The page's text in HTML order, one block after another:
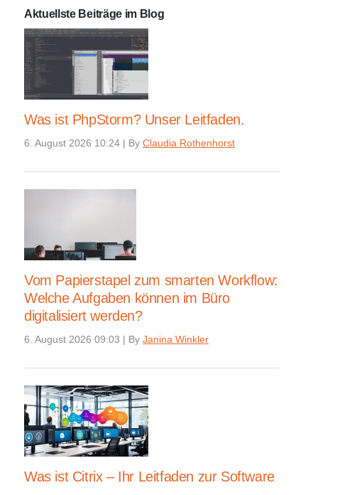
Aktuellste Beiträge im Blog
Was ist PhpStorm? Unser Leitfaden.
6. August 2026 10:24 | By Claudia Rothenhorst
Vom Papierstapel zum smarten Workflow:
Welche Aufgaben können im Büro
digitalisiert werden?
6. August 2026 09:03 | By Janina Winkler
Was ist Citrix – Ihr Leitfaden zur Software